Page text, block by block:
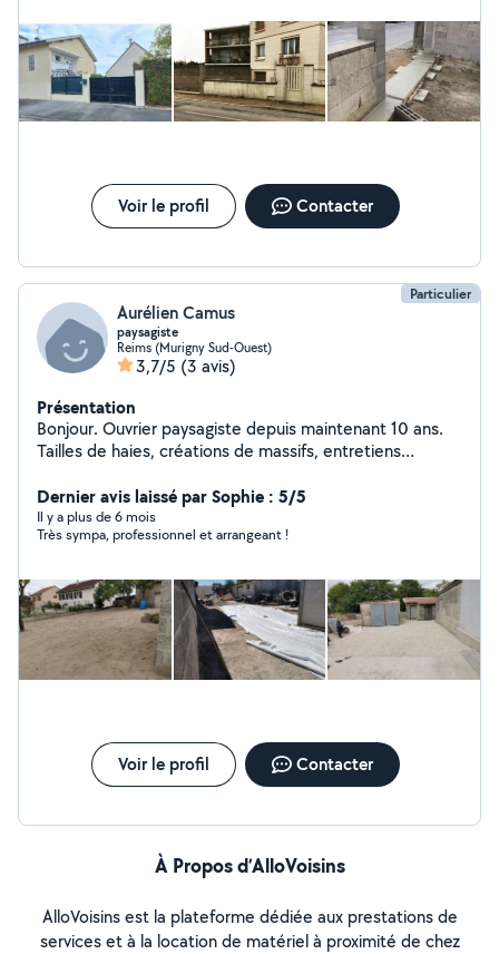
d'avancer rapidement dans votre projet. N'hésitez pas à
nous contacter pour un devis GRATUIT. Belle journée,de
la part de l'équipe SCR
Voir le profil Contacter
Particulier
Aurélien Camus
paysagiste
Reims (Murigny Sud-Ouest)
3,7/5 (3 avis)
Présentation
Bonjour. Ouvrier paysagiste depuis maintenant 10 ans.
Tailles de haies, créations de massifs, entretiens
débrouissaillage, création d'un aménagement paysager.
Dernier avis laissé par Sophie : 5/5
Il y a plus de 6 mois
Très sympa, professionnel et arrangeant !
Voir le profil Contacter
À Propos d’AlloVoisins
AlloVoisins est la plateforme dédiée aux prestations de
services et à la location de matériel à proximité de chez